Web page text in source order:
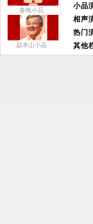
春晚小品
赵本山小品
小品
相声
热门
其他